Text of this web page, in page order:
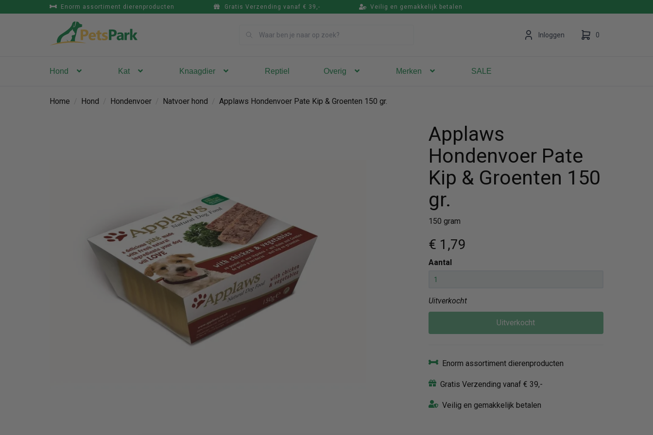
Enorm assortiment dierenproducten Gratis Verzending vanaf € 39,- Veilig en gemakkelijk betalen
Inloggen 0
Hond Kat Knaagdier Reptiel Overig Merken SALE
Home Hond Hondenvoer Natvoer hond Applaws Hondenvoer Pate Kip & Groenten 150 gr.
Applaws
Hondenvoer Pate
Kip & Groenten 150
gr.
150 gram
€ 1 ,79
Aantal
Uitverkocht
Uitverkocht
Enorm assortiment dierenproducten
Gratis Verzending vanaf € 39,-
Veilig en gemakkelijk betalen